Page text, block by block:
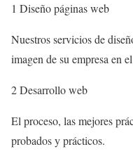
1 Diseño páginas web
Nuestros servicios de
imagen de su empresa en
2 Desarrollo web
El proceso, las mejores
probados y prácticos.